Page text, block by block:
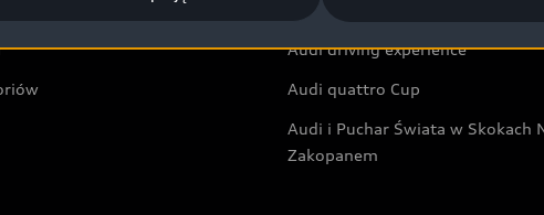
Audi i Muzeum Sztuki
Audi driving experience
Audi quattro Cup
Audi i Puchar Świata w Skokach
Zakopanem